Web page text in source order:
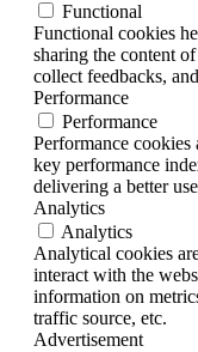
Functional
Functional cookies
sharing the content
collect feedbacks,
Performance
Performance
Performance cookies
key performance
delivering a better
Analytics
Analytics
Analytical cookies
interact with the
information on
traffic source, etc.
Advertisement